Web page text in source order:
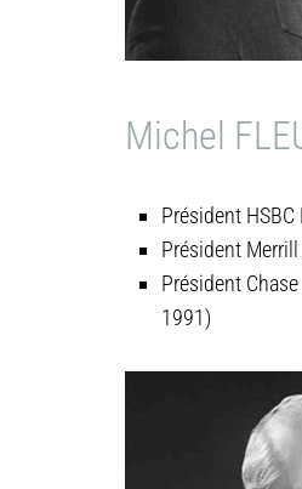
Michel
Président
Président
Président
1991)